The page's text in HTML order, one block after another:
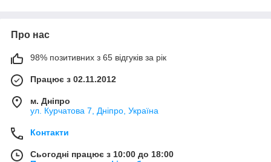
і знаючи
пристрій
, так
само як
і
принцип
функціо
нування
бензопи
можна
Про нас
98% позитивних з 65 відгуків за рік
Працює з 02.11.2012
м. Дніпро
ул. Курчатова 7, Дніпро, Україна
Контакти
Сьогодні працює з 10:00 до 18:00